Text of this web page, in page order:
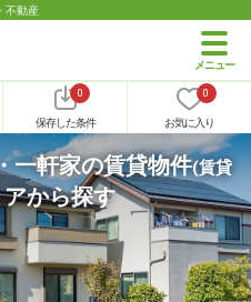
不動産
0
保存した条件
0
お気に入り
一軒家の賃貸物件(賃貸
から探す